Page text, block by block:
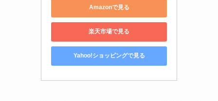
Amazonで見る
楽天市場で見る
Yahoo!ショッピングで見る